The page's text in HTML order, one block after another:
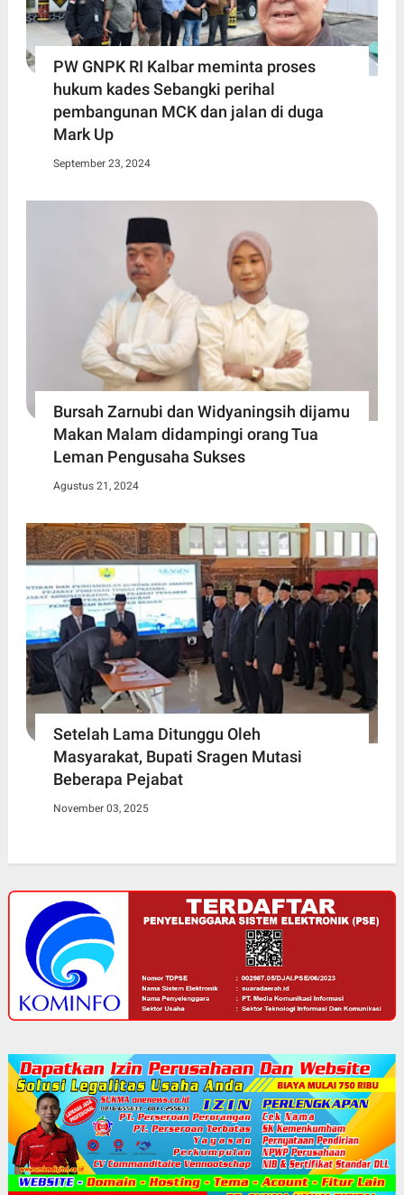
PW GNPK RI Kalbar meminta proses
hukum kades Sebangki perihal
pembangunan MCK dan jalan di duga
Mark Up
September 23, 2024
Bursah Zarnubi dan Widyaningsih dijamu
Makan Malam didampingi orang Tua
Leman Pengusaha Sukses
Agustus 21, 2024
Setelah Lama Ditunggu Oleh
Masyarakat, Bupati Sragen Mutasi
Beberapa Pejabat
November 03, 2025